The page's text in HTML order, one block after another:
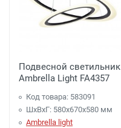
Подвесной светильник
Ambrella Light FA4357
Код товара: 583091
ШхВхГ: 580x670x580 мм
Ambrella light